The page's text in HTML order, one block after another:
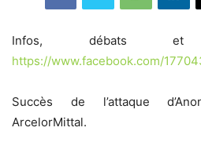
Infos, débats et
https://www.facebook.com/
Succès de l’attaque
ArcelorMittal.